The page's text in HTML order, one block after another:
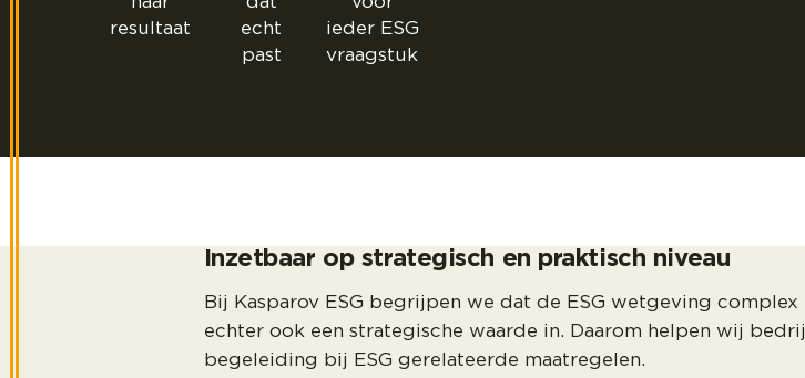
resultaat
echt
past
ieder ESG
vraagstuk
Inzetbaar op strategisch en praktisch niveau
Bij Kasparov ESG begrijpen we dat de ESG wetgeving
echter ook een strategische waarde in. Daarom helpen wij
begeleiding bij ESG gerelateerde maatregelen.